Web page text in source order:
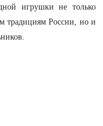
игрушки не только
традициям России, но и